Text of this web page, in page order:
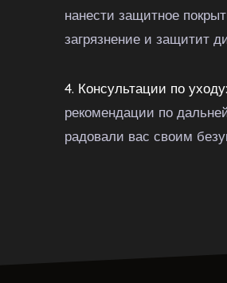
нанести защитное
загрязнение и защитит
4. Консультации по уходу:
рекомендации по
радовали вас своим